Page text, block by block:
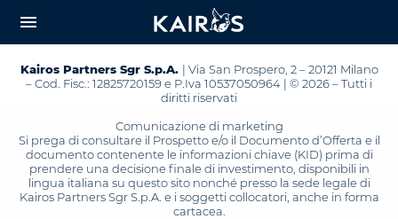
CONTENT
menu
Kairos Partners Sgr S.p.A. | Via San Prospero, 2 – 20121 Milano
– Cod. Fisc.: 12825720159 e P.Iva 10537050964 | © 2026 – Tutti i
diritti riservati
Comunicazione di marketing
Si prega di consultare il Prospetto e/o il Documento d’Offerta e il
documento contenente le informazioni chiave (KID) prima di
prendere una decisione finale di investimento, disponibili in
lingua italiana su questo sito nonché presso la sede legale di
Kairos Partners Sgr S.p.A. e i soggetti collocatori, anche in forma
cartacea.